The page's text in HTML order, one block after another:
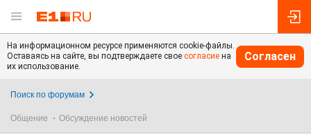
На информационном ресурсе применяются cookie-файлы.
Оставаясь на сайте, вы подтверждаете свое согласие на
их использование.
Согласен
Поиск по форумам
Общение Обсуждение новостей